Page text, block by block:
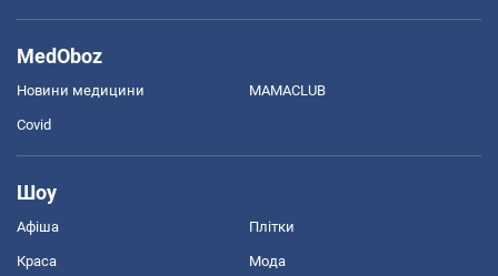
MedOboz
Новини медицини MAMACLUB
Covid
Шоу
Афіша Плітки
Краса Мода